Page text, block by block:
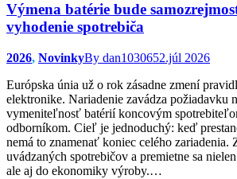
Výmena batérie bude
vyhodenie spotrebiča
2026, NovinkyBy dan1030652.júl 2026
Európska únia už o rok zásadne zmení
elektronike. Nariadenie zavádza požiadavku
vymeniteľnosť batérií koncovým
odborníkom. Cieľ je jednoduchý: keď
nemá to znamenať koniec celého zariadenia.
uvádzaných spotrebičov a premietne sa
ale aj do ekonomiky výroby.…